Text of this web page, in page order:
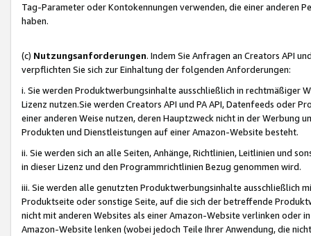
Tag-Parameter oder Kontokennungen verwenden, die einer anderen
haben.
(c) Nutzungsanforderungen. Indem Sie Anfragen an Creators API
verpflichten Sie sich zur Einhaltung der folgenden Anforderungen:
i. Sie werden Produktwerbungsinhalte ausschließlich in rechtmäßiger
Lizenz nutzen.Sie werden Creators API und PA API, Datenfeeds oder
einer anderen Weise nutzen, deren Hauptzweck nicht in der Werbung
Produkten und Dienstleistungen auf einer Amazon-Website besteht.
ii. Sie werden sich an alle Seiten, Anhänge, Richtlinien, Leitlinien und
in dieser Lizenz und den Programmrichtlinien Bezug genommen wird.
iii. Sie werden alle genutzten Produktwerbungsinhalte ausschließlich
Produktseite oder sonstige Seite, auf die sich der betreffende
nicht mit anderen Websites als einer Amazon-Website verlinken oder
Amazon-Website lenken (wobei jedoch Teile Ihrer Anwendung, die